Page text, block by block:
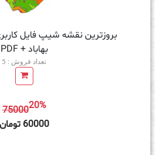
بروزترین نقشه شیپ فایل
بهاباد + PDF
تعداد فروش : 5
7500020%
60000 تومان